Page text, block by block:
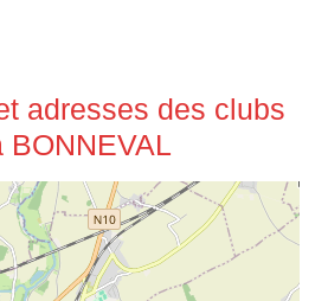
adresses des clubs
BONNEVAL